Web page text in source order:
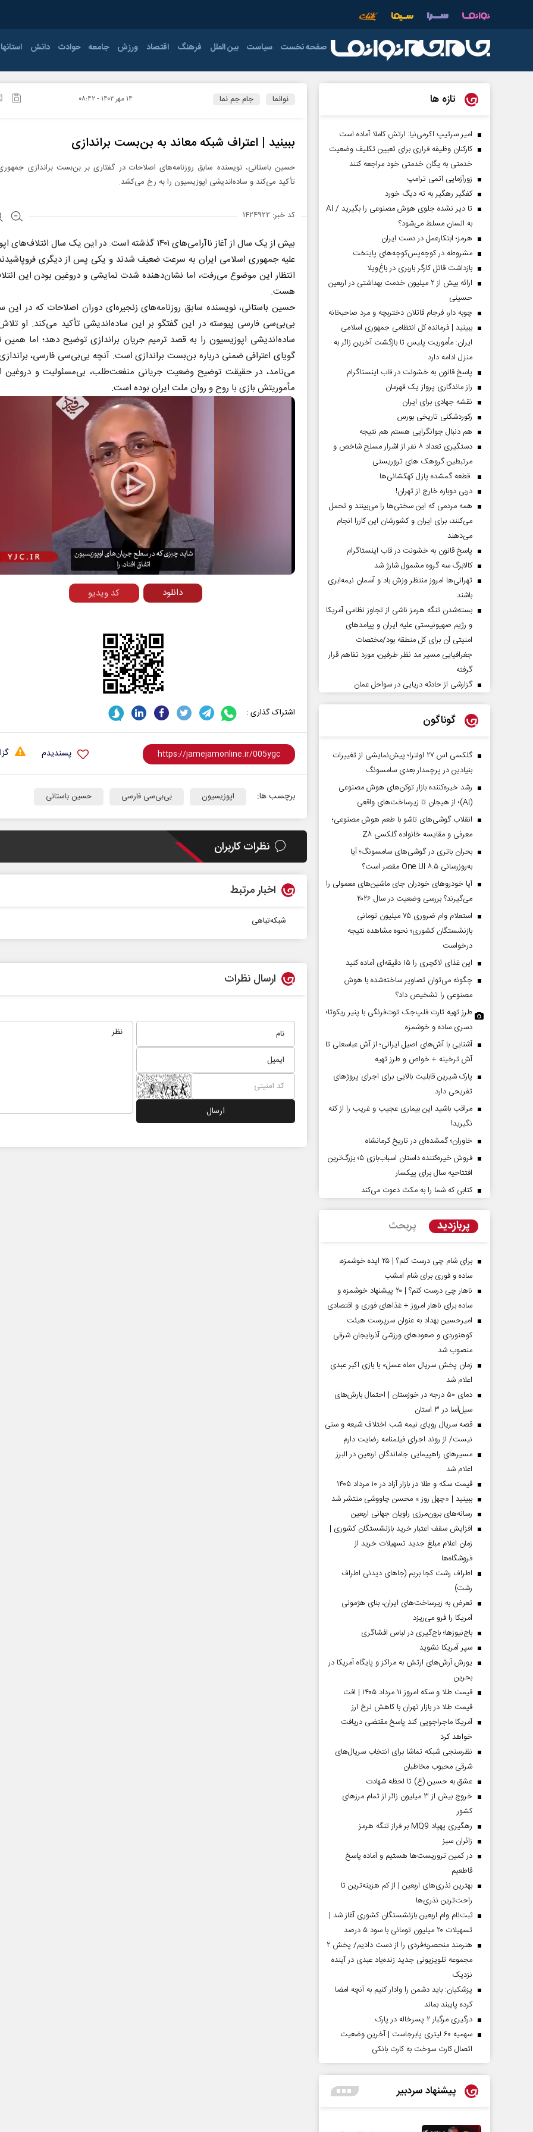
صفحه نخست سیاست
دولت مجلس قوه قضائیه
دفاعی و امنیتی
بین الملل فرهنگ
دفاع مقدس سینما و تئاتر کتاب و ادبیات
موسیقی
صدا و سیما
معارف و اندیشه
اقتصاد
اقتصاد ایران اقتصاد جهان
صنعت و
بانک بیمه و
بورس
ورزش
فوتبال بانوان کشتی و وزنه برداری
ورزش های توپی
جامعه حوادث دانش
عمومی خودرو
جنگ
افزار
فناوری
استانها
آذربایجان شرقی آذربایجان غربی اصفهان
خوزستان
فارس
قزوین
هرمزگان
همدان یزد
نوانما جام جم نما ۱۴ مهر ۱۴۰۲ - ۰۸:۴۲
ببینید | اعتراف شبکه معاند به بن‌بست براندازی
حسین باستانی، نویسنده سابق روزنامه‌های اصلاحات در گفتاری بر بن‌بست براندازی
تأکید می‌کند و ساده‌اندیشی اپوزیسیون را به رخ می‌کشد.
کد خبر: ۱۴۲۴۹۲۲
بیش از یک سال از آغاز ناآرامی‌های ۱۴۰۱ گذشته است. در این یک سال
علیه جمهوری اسلامی ایران به سرعت ضعیف شدند و یکی پس از دیگری
انتظار این موضوع می‌رفت، اما نشان‌دهنده شدت نمایشی و دروغین بودن این
هست.
حسین باستانی، نویسنده سابق روزنامه‌های زنجیره‌ای دوران اصلاحات که در این
بی‌بی‌سی فارسی پیوسته در این گفتگو بر این ساده‌اندیشی تأکید می‌کند. او
ساده‌اندیشی اپوزیسیون را به قصد ترمیم جریان براندازی توضیح دهد؛ اما همین
گویای اعترافی ضمنی درباره بن‌بست براندازی است. آنچه بی‌بی‌سی فارسی،
می‌نامد، در حقیقت توضیح وضعیت جریانی منفعت‌طلب، بی‌مسئولیت و
مأموریتش بازی با روح و روان ملت ایران بوده است.
Play
Video
کد ویدیو دانلود
اشتراک گذاری :
پسندیدم
برچسب ها: اپوزیسیون بی‌بی‌سی فارسی حسین باستانی
نظرات کاربران
اخبار مرتبط
شبکه‌تباهی
ارسال نظرات
تازه ها
امیر سرتیپ اکرمی‌نیا: ارتش کاملا آماده است
کارکنان وظیفه فراری برای تعیین تکلیف وضعیت
خدمتی به یگان خدمتی خود مراجعه کنند
زورآزمایی اتمی ترامپ
کفگیر رهگیر به ته دیگ خورد
تا دیر نشده جلوی هوش مصنوعی را بگیرید / AI
به انسان مسلط می‌شود؟
هرمز؛ ابتکارعمل در دست ایران
مشروطه در کوچه‌پس‌کوچه‌های پایتخت
بازداشت قاتل کارگر باربری در باغ‌ویلا
ارائه بیش از ۲ میلیون خدمت بهداشتی در اربعین
حسینی
چوبه دار، فرجام قاتلان دختربچه و مرد صاحبخانه
ببینید | فرمانده کل انتظامی جمهوری اسلامی
ایران­: مأموریت پلیس تا بازگشت آخرین زائر به
منزل ادامه دارد
پاسخ قانون به خشونت در قاب اینستاگرام
راز ماندگاری پرواز یک قهرمان
نقشه جهادی برای ایران
رکوردشکنی تاریخی بورس
هم دنبال جوانگرایی هستم هم نتیجه
دستگیری تعداد ۸ نفر از اشرار مسلح شاخص و
مرتبطین گروهک های تروریستی
قطعه گمشده پازل کهکشانی‌ها
دربی دوباره خارج از تهران!
همه مردمی که این سختی‌ها را می‌بینند و تحمل
می‌کنند، برای ایران و کشورشان این کاررا انجام
می‌دهند
پاسخ قانون به خشونت در قاب اینستاگرام
کالابرگ سه گروه مشمول شارژ شد
تهرانی‌ها امروز منتظر وزش باد و آسمان نیمه‌ابری
باشند
بسته‌شدن تنگه هرمز ناشی از تجاوز نظامی آمریکا
و رژیم صهیونیستی علیه ایران و پیامد‌های
امنیتی آن برای کل منطقه بود/مختصات
جغرافیایی مسیر مد نظر طرفین، مورد تفاهم قرار
گرفته
گزارشی از حادثه دریایی در سواحل عمان
گوناگون
گلکسی اس ۲۷ اولترا؛ پیش‌نمایشی از تغییرات
بنیادین در پرچمدار بعدی سامسونگ
رشد خیره‌کننده بازار توکن‌های هوش مصنوعی
(AI)؛ از هیجان تا زیرساخت‌های واقعی
انقلاب گوشی‌های تاشو‌ با طعم هوش مصنوعی؛
معرفی و مقایسه خانواده گلکسی Z۸
بحران باتری در گوشی‌های سامسونگ؛ آیا
به‌روزرسانی One UI ۸.۵ مقصر است؟
آیا خودروهای خودران جای ماشین‌های معمولی را
می‌گیرند؟ بررسی وضعیت در سال ۲۰۲۶
استعلام وام ضروری ۷۵ میلیون تومانی
بازنشستگان کشوری؛ نحوه مشاهده نتیجه
درخواست
این غذای لاکچری را ۱۵ دقیقه‌ای آماده کنید
چگونه می‌توان تصاویر ساخته‌شده با هوش
مصنوعی را تشخیص داد؟
طرز تهیه تارت فلپ‌جک توت‌فرنگی با پنیر ریکوتا؛
دسری ساده و خوشمزه
آشنایی با آش‌های اصیل ایرانی؛ از آش عباسعلی تا
آش ترخینه + خواص و طرز تهیه
پارک شیرین قابلیت‌ بالایی برای اجرای پروژهای
تفریحی دارد
مراقب باشید این بیماری عجیب و غریب را از کنه
نگیرید!
خاوران؛ گمشده‌ای در تاریخ کرمانشاه
فروش خیره‌کننده داستان اسباب‌بازی ۵؛ بزرگ‌ترین
افتتاحیه سال برای پیکسار
کتابی که شما را به مکث دعوت می‌کند
پربازدید پربحث
برای شام چی درست کنم؟ | ۲۵ ایده خوشمزه،
ساده و فوری برای شام امشب
ناهار چی درست کنم؟ | ۲۰ پیشنهاد خوشمزه و
ساده برای ناهار امروز + غذاهای فوری و اقتصادی
امیرحسین بهداد به عنوان سرپرست هیئت
کوهنوردی و صعودهای ورزشی آذربایجان شرقی
منصوب شد
زمان پخش سریال «ماه عسل» با بازی اکبر عبدی
اعلام شد
دمای ۵۰ درجه در خوزستان | احتمال بارش‌های
سیل‌آسا در ۳ استان
قصه سریال رویای نیمه شب اختلاف شیعه و سنی
نیست/ از روند اجرای فیلمنامه رضایت دارم
مسیر‌های راهپیمایی جاماندگان اربعین در البرز
اعلام شد
قیمت سکه و طلا در بازار آزاد در ۱۰ مرداد ۱۴۰۵
ببینید | «چهل روز » محسن چاووشی منتشر شد
رسانه‌های برون‌مرزی راویان جهانی اربعین
افزایش سقف اعتبار خرید بازنشستگان کشوری |
زمان اعلام مبلغ جدید تسهیلات خرید از
فروشگاه‌ها
اطراف رشت کجا بریم (جاهای دیدنی اطراف
رشت)
تعرض به زیرساخت‌های ایران، بنای هژمونی
آمریکا را فرو می‌ریزد
باج‌نیوزها؛ باج‌گیری در لباس افشاگری
سپر آمریکا نشوید
یورش آرش‌های ارتش به مراکز و پایگاه‌ آمریکا در
بحرین
قیمت طلا و سکه امروز ۱۱ مرداد ۱۴۰۵ | افت
قیمت طلا در بازار تهران با کاهش نرخ ارز
آمریکا ماجراجویی کند پاسخ مقتضی دریافت
خواهد کرد
نظرسنجی شبکه تماشا برای انتخاب سریال‌های
شرقی محبوب مخاطبان
عشق به حسین (ع) تا لحظه شهادت
خروج بیش از ۳ میلیون زائر از تمام مرز‌های
کشور
رهگیری پهپاد MQ9 بر فراز تنگه هرمز
‌زائران سبز
در کمین تروریست‌ها هستیم و آماده پاسخ
قاطعیم
بهترین نذری‌های اربعین | از کم هزینه‌ترین تا
راحت‌ترین نذری‌ها
ثبت‌نام وام اربعین بازنشستگان کشوری آغاز شد |
تسهیلات ۲۰ میلیون تومانی با سود ۵ درصد
هنرمند منحصر‌به‌فردی را از دست دادیم/ پخش ۲
مجموعه تلویزیونی جدید زنده‌یاد عبدی در آینده
نزدیک
پزشکیان: باید دشمن را وادار کنیم به آنچه امضا
کرده پایبند بماند
درگیری مرگبار ۲ پسرخاله در پارک
سهمیه ۶۰ لیتری پابرجاست | آخرین وضعیت
اتصال کارت سوخت به کارت بانکی
پیشنهاد سردبیر
پشت‌پرده تهدیدات کوتاه‏‌مدت و
- تحلیلگر مسائل سیاسی
صفحات نخست روزنامه ها‌ی‌سه‌شنبه ۶ مردادماه